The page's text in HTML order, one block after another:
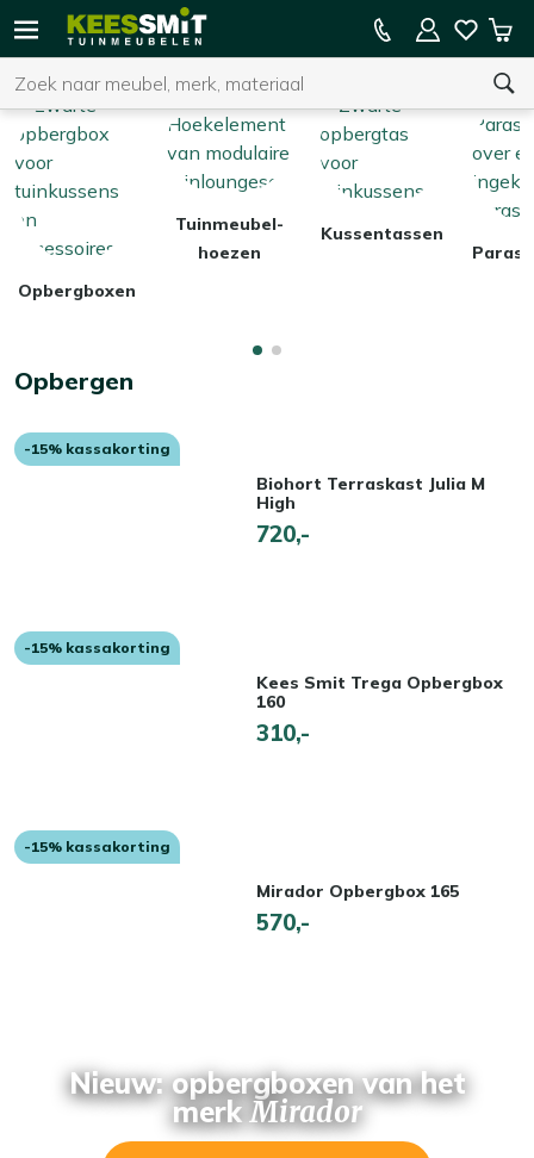
Kees
Tuinmeubelen
Zoeken
U heeft geen product(en) in uw winkelwagen.
15% kassakorting op de hele collectie
Opbergboxen
Tuinmeubel-
hoezen
Kussentassen
Opbergen
-15% kassakorting
Biohort Terraskast Julia M
High
720,-
-15% kassakorting
Kees Smit Trega Opbergbox
160
310,-
-15% kassakorting
Mirador Opbergbox 165
570,-
Nieuw: opbergboxen van het
merkMirador